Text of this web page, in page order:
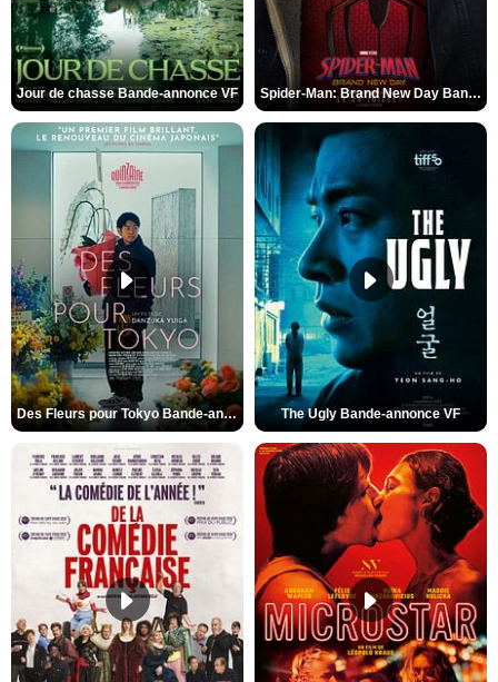
Jour de chasse Bande-annonce VF Spider-Man: Brand New Day Bande-annonce (3) VO STFR
Des Fleurs pour Tokyo Bande-annonce VO STFR The Ugly Bande-annonce VF